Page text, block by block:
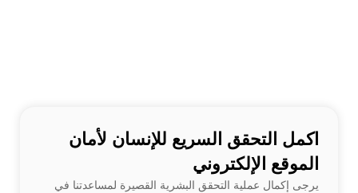
اكمل التحقق السريع للإنسان لأمان
الموقع الإلكتروني
يرجى إكمال عملية التحقق البشرية القصيرة لمساعدتنا في